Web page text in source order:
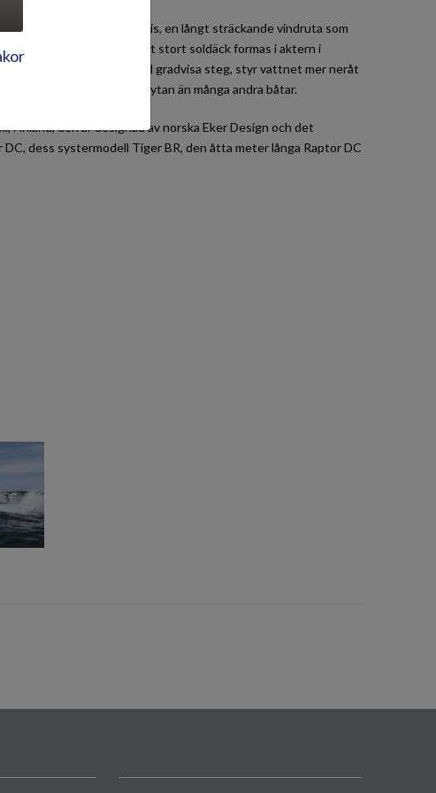
vattenpunkt och spis, en långt sträckande vindruta som
ner bordsskivan kan ett stort soldäck formas i aktern i
Petestep®-skrov med gradvisa steg, styr vattnet mer neråt
och går mer på ytan än många andra båtar.
Finland, den är designad av norska Eker Design och det
dess systermodell Tiger BR, den åtta meter långa Raptor DC